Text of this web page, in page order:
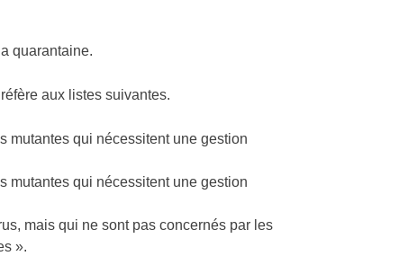
quarantaine.
aux listes suivantes.
mutantes qui nécessitent une gestion
mutantes qui nécessitent une gestion
mais qui ne sont pas concernés par les
».